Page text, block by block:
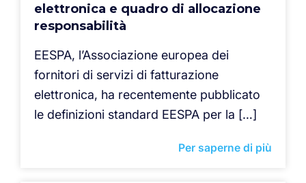
elettronica e quadro di allocazione
responsabilità
EESPA, l’Associazione europea dei
fornitori di servizi di fatturazione
elettronica, ha recentemente pubblicato
le definizioni standard EESPA per la […]
Per saperne di più